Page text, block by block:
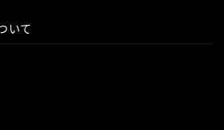
いて